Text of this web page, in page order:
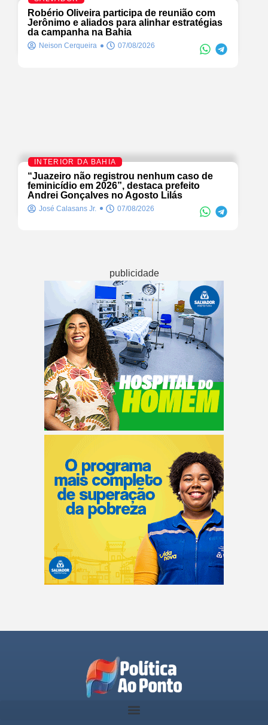
Robério Oliveira participa de reunião com
Jerônimo e aliados para alinhar estratégias
da campanha na Bahia
Neison Cerqueira 07/08/2026
INTERIOR DA BAHIA
“Juazeiro não registrou nenhum caso de
feminicídio em 2026”, destaca prefeito
Andrei Gonçalves no Agosto Lilás
José Calasans Jr. 07/08/2026
publicidade